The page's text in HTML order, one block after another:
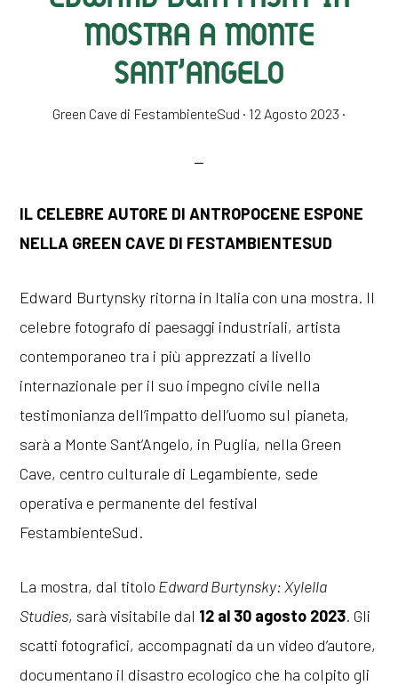
MOSTRA A MONTE
SANT’ANGELO
Green Cave di FestambienteSud · 12 Agosto 2023 ·
IL CELEBRE AUTORE DI ANTROPOCENE ESPONE
NELLA GREEN CAVE DI FESTAMBIENTESUD
Edward Burtynsky ritorna in Italia con una mostra. Il
celebre fotografo di paesaggi industriali, artista
contemporaneo tra i più apprezzati a livello
internazionale per il suo impegno civile nella
testimonianza dell’impatto dell’uomo sul pianeta,
sarà a Monte Sant’Angelo, in Puglia, nella Green
Cave, centro culturale di Legambiente, sede
operativa e permanente del festival
FestambienteSud.
La mostra, dal titolo Edward Burtynsky: Xylella
Studies, sarà visitabile dal 12 al 30 agosto 2023. Gli
scatti fotografici, accompagnati da un video d’autore,
documentano il disastro ecologico che ha colpito gli